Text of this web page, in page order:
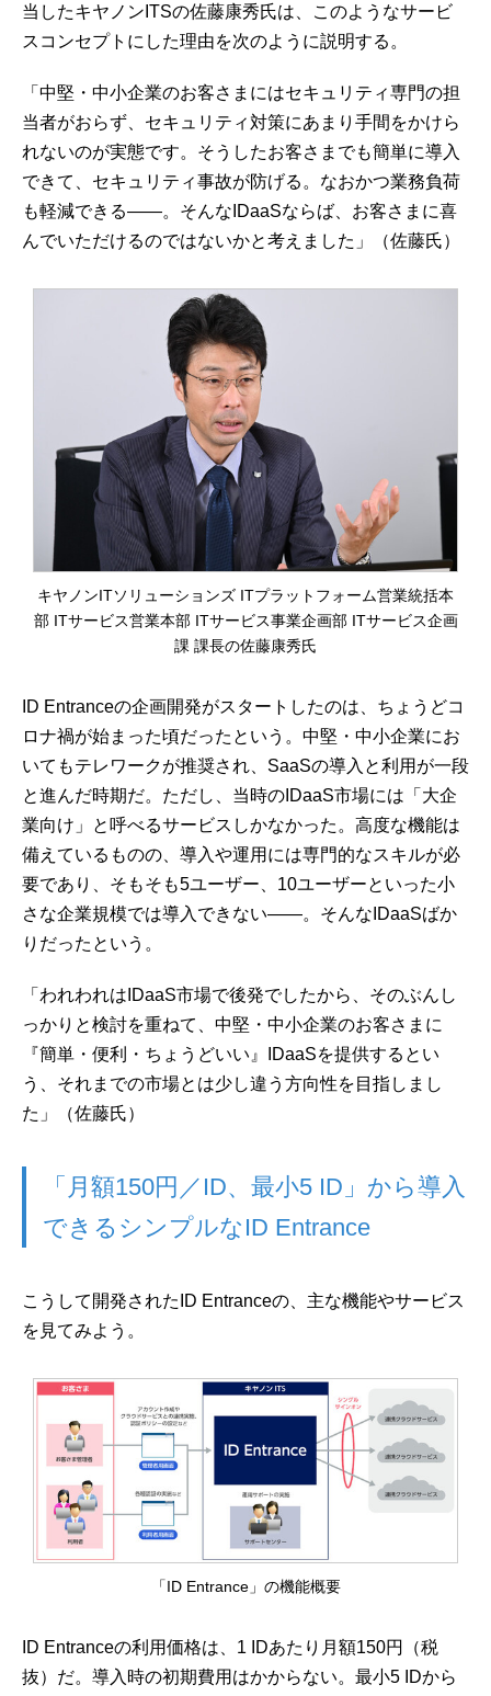
当したキヤノンITSの佐藤康秀氏は、このようなサービ
スコンセプトにした理由を次のように説明する。
「中堅・中小企業のお客さまにはセキュリティ専門の担
当者がおらず、セキュリティ対策にあまり手間をかけら
れないのが実態です。そうしたお客さまでも簡単に導入
できて、セキュリティ事故が防げる。なおかつ業務負荷
も軽減できる――。そんなIDaaSならば、お客さまに喜
んでいただけるのではないかと考えました」（佐藤氏）
キヤノンITソリューションズ ITプラットフォーム営業統括本
部 ITサービス営業本部 ITサービス事業企画部 ITサービス企画
課 課長の佐藤康秀氏
ID Entranceの企画開発がスタートしたのは、ちょうどコ
ロナ禍が始まった頃だったという。中堅・中小企業にお
いてもテレワークが推奨され、SaaSの導入と利用が一段
と進んだ時期だ。ただし、当時のIDaaS市場には「大企
業向け」と呼べるサービスしかなかった。高度な機能は
備えているものの、導入や運用には専門的なスキルが必
要であり、そもそも5ユーザー、10ユーザーといった小
さな企業規模では導入できない――。そんなIDaaSばか
りだったという。
「われわれはIDaaS市場で後発でしたから、そのぶんし
っかりと検討を重ねて、中堅・中小企業のお客さまに
『簡単・便利・ちょうどいい』IDaaSを提供するとい
う、それまでの市場とは少し違う方向性を目指しまし
た」（佐藤氏）
「月額150円／ID、最小5 ID」から導入
できるシンプルなID Entrance
こうして開発されたID Entranceの、主な機能やサービス
を見てみよう。
「ID Entrance」の機能概要
ID Entranceの利用価格は、1 IDあたり月額150円（税
抜）だ。導入時の初期費用はかからない。最小5 IDから